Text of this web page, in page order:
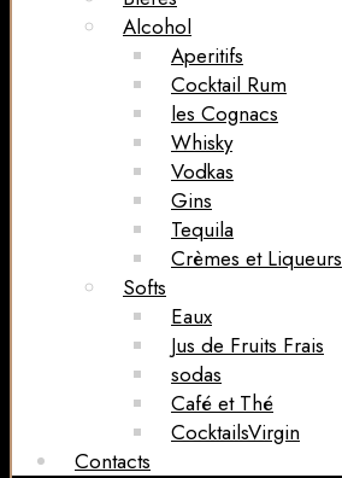
Alcohol
Aperitifs
Cocktail Rum
les Cognacs
Whisky
Vodkas
Gins
Tequila
Crèmes et Liqueurs
Softs
Eaux
Jus de Fruits Frais
sodas
Café et Thé
CocktailsVirgin​
Contacts